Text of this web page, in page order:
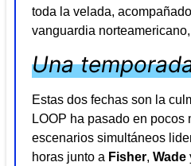
toda la velada,
vanguardia
Una
Estas dos fechas son la
LOOP ha pasado en
escenarios simultáneos
horas junto a Fisher, Wade